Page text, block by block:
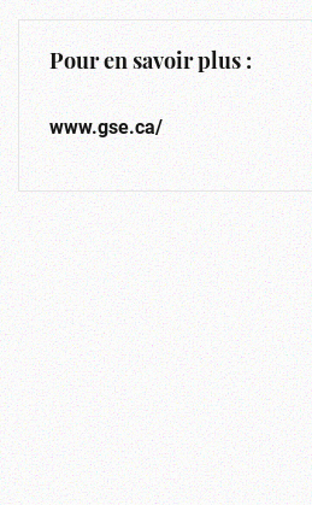
Pour en savoir plus :
www.gse.ca/